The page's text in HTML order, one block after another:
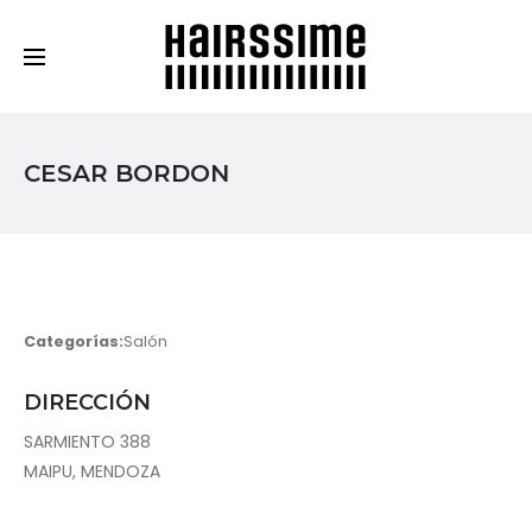
CESAR BORDON
Categorías:Salón
DIRECCIÓN
SARMIENTO 388
MAIPU, MENDOZA